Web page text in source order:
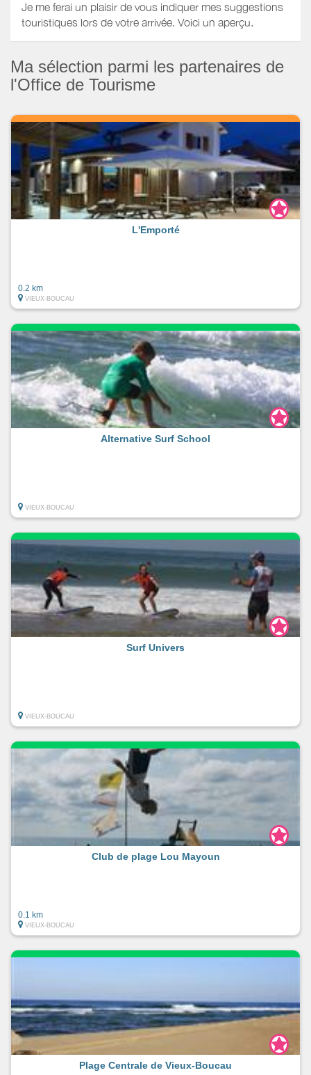
Je me ferai un plaisir de vous indiquer mes suggestions
touristiques lors de votre arrivée. Voici un aperçu.
Ma sélection parmi les partenaires de
l'Office de Tourisme
L'Emporté
0.2 km
VIEUX-BOUCAU
Alternative Surf School
VIEUX-BOUCAU
Surf Univers
VIEUX-BOUCAU
Club de plage Lou Mayoun
0.1 km
VIEUX-BOUCAU
Plage Centrale de Vieux-Boucau